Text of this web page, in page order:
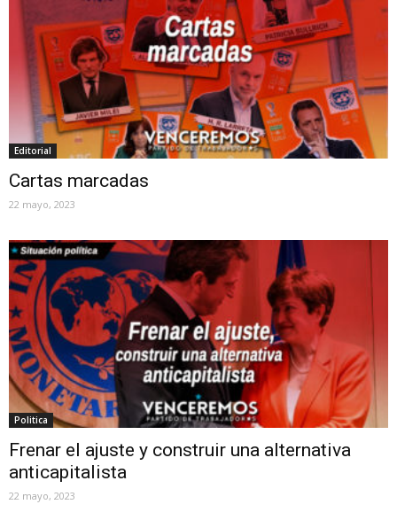
Editorial
Cartas marcadas
22 mayo, 2023
Politica
Frenar el ajuste y construir una alternativa
anticapitalista
22 mayo, 2023